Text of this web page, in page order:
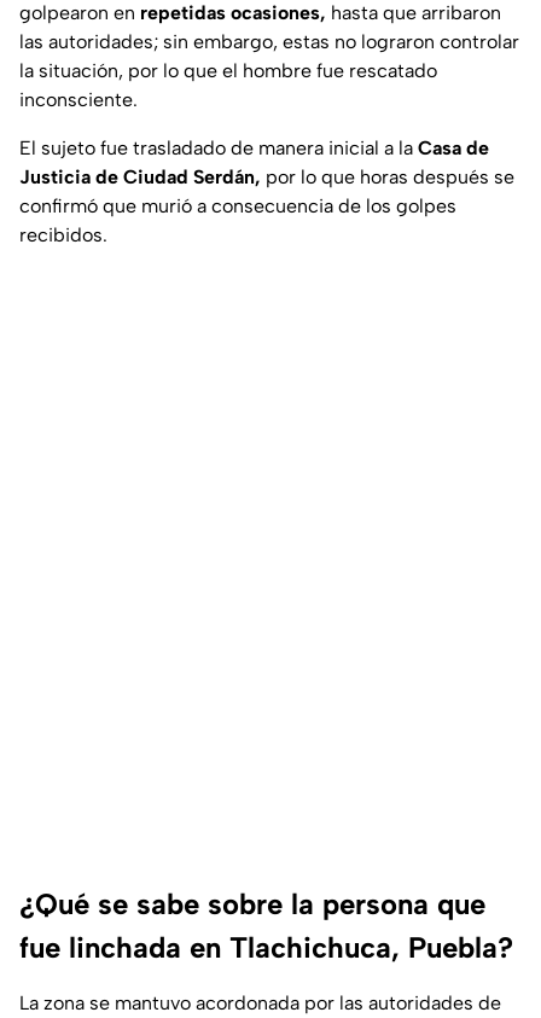
golpearon en repetidas ocasiones, hasta que arribaron
las autoridades; sin embargo, estas no lograron controlar
la situación, por lo que el hombre fue rescatado
inconsciente.
El sujeto fue trasladado de manera inicial a la Casa de
Justicia de Ciudad Serdán, por lo que horas después se
confirmó que murió a consecuencia de los golpes
recibidos.
¿Qué se sabe sobre la persona que
fue linchada en Tlachichuca, Puebla?
La zona se mantuvo acordonada por las autoridades de